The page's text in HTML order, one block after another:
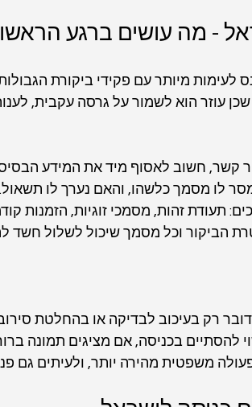
- מה עושים ברגע
לעימות מיותר עם פקידי ביקורת
עוזר הוא לשמור על גרסה עקבית,
קשר, חשוב לאסוף מיד את המידע
לו מסמך כלשהו, והאם נערך לו תשאול.
תעודת זהות, מסמכי זוגיות, הזמנות
הביקור וכל מסמך שיכול לשלול חשד
רק בעיכוב לבדיקה או בהחלטת
להסתיים בכניסה, אם מציגים תמונה
משפטית מהירה יותר, ולעיתים גם